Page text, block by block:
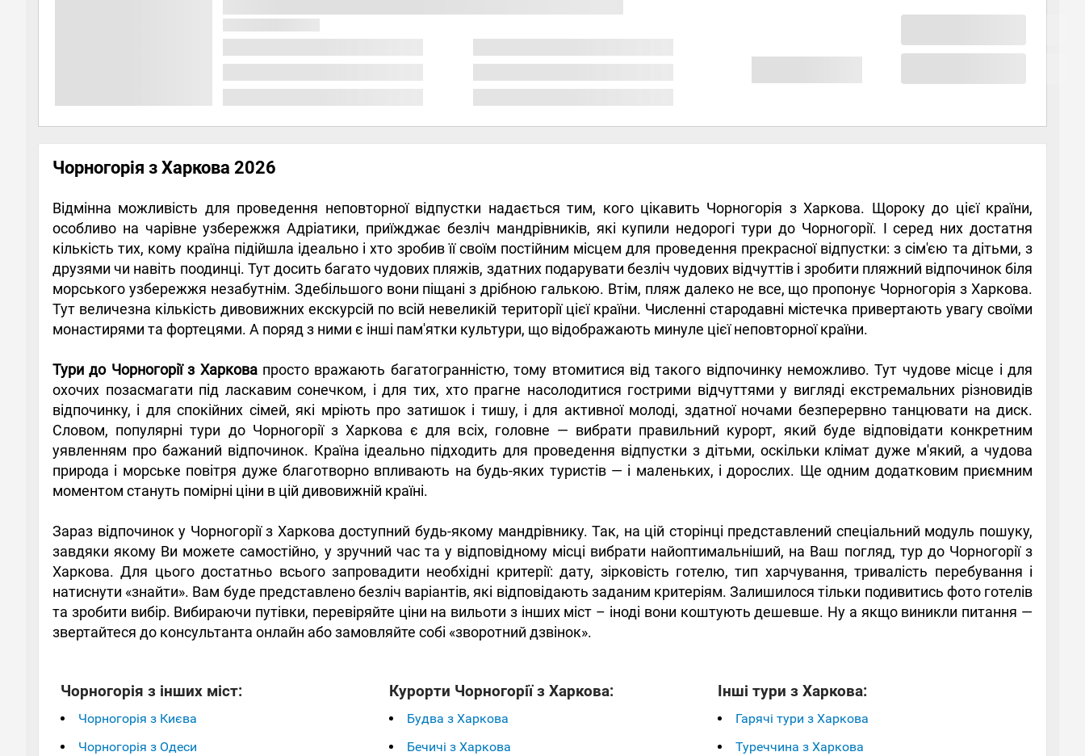
Чорногорія з Харкова 2026
Відмінна можливість для проведення неповторної відпустки надається тим, кого цікавить Чорногорія з Харкова. Щороку до цієї країни,
особливо на чарівне узбережжя Адріатики, приїжджає безліч мандрівників, які купили недорогі тури до Чорногорії. І серед них достатня
кількість тих, кому країна підійшла ідеально і хто зробив її своїм постійним місцем для проведення прекрасної відпустки: з сім'єю та дітьми, з
друзями чи навіть поодинці. Тут досить багато чудових пляжів, здатних подарувати безліч чудових відчуттів і зробити пляжний відпочинок біля
морського узбережжя незабутнім. Здебільшого вони піщані з дрібною галькою. Втім, пляж далеко не все, що пропонує Чорногорія з Харкова.
Тут величезна кількість дивовижних екскурсій по всій невеликій території цієї країни. Численні стародавні містечка привертають увагу своїми
монастирями та фортецями. А поряд з ними є інші пам'ятки культури, що відображають минуле цієї неповторної країни.
Тури до Чорногорії з Харковапросто вражають багатогранністю, тому втомитися від такого відпочинку неможливо. Тут чудове місце і для
охочих позасмагати під ласкавим сонечком, і для тих, хто прагне насолодитися гострими відчуттями у вигляді екстремальних різновидів
відпочинку, і для спокійних сімей, які мріють про затишок і тишу, і для активної молоді, здатної ночами безперервно танцювати на диск.
Словом, популярні тури до Чорногорії з Харкова є для всіх, головне — вибрати правильний курорт, який буде відповідати конкретним
уявленням про бажаний відпочинок. Країна ідеально підходить для проведення відпустки з дітьми, оскільки клімат дуже м'який, а чудова
природа і морське повітря дуже благотворно впливають на будь-яких туристів — і маленьких, і дорослих. Ще одним додатковим приємним
моментом стануть помірні ціни в цій дивовижній країні.
Зараз відпочинок у Чорногорії з Харкова доступний будь-якому мандрівнику. Так, на цій сторінці представлений спеціальний модуль пошуку,
завдяки якому Ви можете самостійно, у зручний час та у відповідному місці вибрати найоптимальніший, на Ваш погляд, тур до Чорногорії з
Харкова. Для цього достатньо всього запровадити необхідні критерії: дату, зірковість готелю, тип харчування, тривалість перебування і
натиснути «знайти». Вам буде представлено безліч варіантів, які відповідають заданим критеріям. Залишилося тільки подивитись фото готелів
та зробити вибір. Вибираючи путівки, перевіряйте ціни на вильоти з інших міст – іноді вони коштують дешевше. Ну а якщо виникли питання —
звертайтеся до консультанта онлайн або замовляйте собі «зворотний дзвінок».
Чорногорія з інших міст:
Чорногорія з Києва
Чорногорія з Одеси
Курорти Чорногорії з Харкова:
Будва з Харкова
Бечичі з Харкова
Інші тури з Харкова:
Гарячі тури з Харкова
Туреччина з Харкова